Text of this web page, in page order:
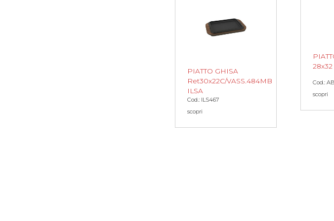
PIATTO GHISA
Ret30x22C/VASS.484MB
ILSA
Cod.: ILS467
scopri
28x32
Cod.:
scopri